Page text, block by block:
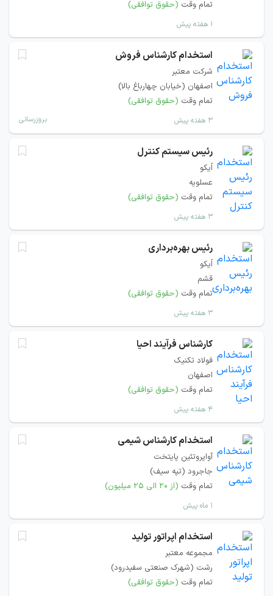
تمام وقت (حقوق توافقی)
۱ هفته پیش
استخدام کارشناس فروش
شرکت معتبر
اصفهان (خیابان چهارباغ بالا)
تمام وقت (حقوق توافقی)
۳ هفته پیش بروزرسانی
رئیس سیستم کنترل
اُیکو
عسلویه
تمام وقت (حقوق توافقی)
۳ هفته پیش
رئیس بهره‌برداری
اُیکو
قشم
تمام وقت (حقوق توافقی)
۳ هفته پیش
کارشناس فرآیند احیا
فولاد تکنیک
اصفهان
تمام وقت (حقوق توافقی)
۴ هفته پیش
استخدام کارشناس شیمی
آواپروتئین پایتخت
جاجرود (تپه سیف)
تمام وقت (از ۲۰ الی ۲۵ میلیون)
۱ ماه پیش
استخدام اپراتور تولید
مجموعه معتبر
رشت (شهرک صنعتی سفیدرود)
تمام وقت (حقوق توافقی)